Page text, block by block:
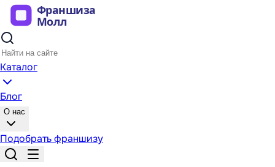
Каталог
Блог
О нас
Подобрать франшизу